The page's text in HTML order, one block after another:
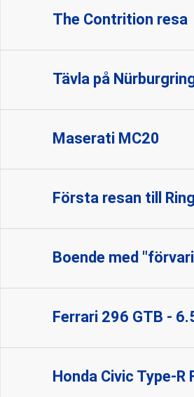
The Contrition resa
Tävla på
Maserati MC20
Första resan till
Boende med
Ferrari 296 GTB -
Honda Civic Type-R